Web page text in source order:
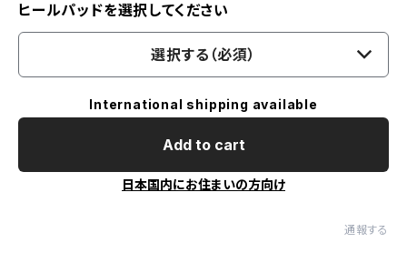
ヒールパッドを選択してください
選択する（必須）
International shipping available
Add to cart
日本国内にお住まいの方向け
通報する